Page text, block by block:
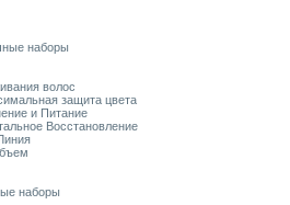
наборы
волос
защита цвета
и Питание
Восстановление
наборы